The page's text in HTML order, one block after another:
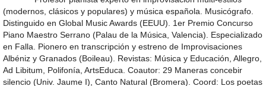
(modernos, clásicos y populares) y música española. Musicógrafo.
Distinguido en Global Music Awards (EEUU). 1er Premio Concurso
Piano Maestro Serrano (Palau de la Música, Valencia). Especializado
en Falla. Pionero en transcripción y estreno de Improvisaciones
Albéniz y Granados (Boileau). Revistas: Música y Educación, Allegro,
Ad Libitum, Polifonía, ArtsEduca. Coautor: 29 Maneras concebir
silencio (Univ. Jaume I), Canto Natural (Bromera). Coord: Los poetas